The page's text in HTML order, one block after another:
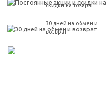
скидки на товары
30 дней на обмен и
возврат